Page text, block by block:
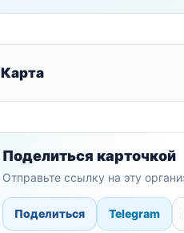
Карта
Поделиться карточкой
Отправьте ссылку на эту
Поделиться Telegram